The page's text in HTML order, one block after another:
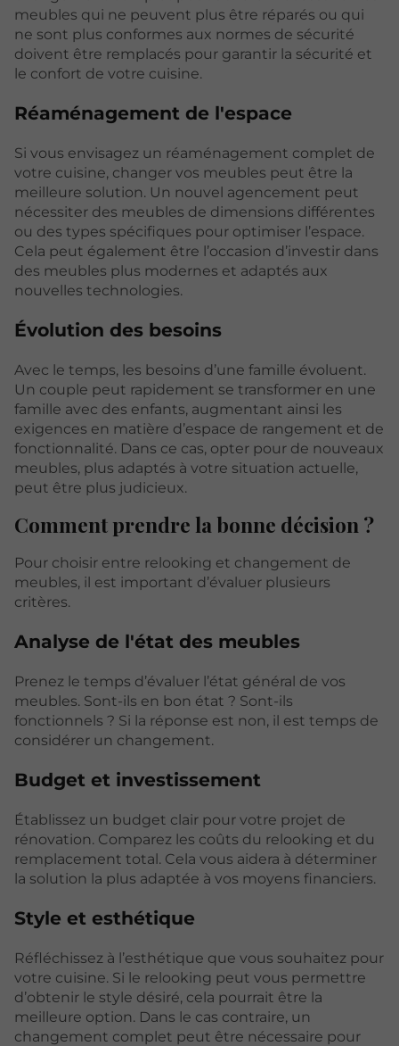
meubles qui ne peuvent plus être réparés ou qui
ne sont plus conformes aux normes de sécurité
doivent être remplacés pour garantir la sécurité et
le confort de votre cuisine.
Réaménagement de l'espace
Si vous envisagez un réaménagement complet de
votre cuisine, changer vos meubles peut être la
meilleure solution. Un nouvel agencement peut
nécessiter des meubles de dimensions différentes
ou des types spécifiques pour optimiser l’espace.
Cela peut également être l’occasion d’investir dans
des meubles plus modernes et adaptés aux
nouvelles technologies.
Évolution des besoins
Avec le temps, les besoins d’une famille évoluent.
Un couple peut rapidement se transformer en une
famille avec des enfants, augmentant ainsi les
exigences en matière d’espace de rangement et de
fonctionnalité. Dans ce cas, opter pour de nouveaux
meubles, plus adaptés à votre situation actuelle,
peut être plus judicieux.
Comment prendre la bonne décision ?
Pour choisir entre relooking et changement de
meubles, il est important d’évaluer plusieurs
critères.
Analyse de l'état des meubles
Prenez le temps d’évaluer l’état général de vos
meubles. Sont-ils en bon état ? Sont-ils
fonctionnels ? Si la réponse est non, il est temps de
considérer un changement.
Budget et investissement
Établissez un budget clair pour votre projet de
rénovation. Comparez les coûts du relooking et du
remplacement total. Cela vous aidera à déterminer
la solution la plus adaptée à vos moyens financiers.
Style et esthétique
Réfléchissez à l’esthétique que vous souhaitez pour
votre cuisine. Si le relooking peut vous permettre
d’obtenir le style désiré, cela pourrait être la
meilleure option. Dans le cas contraire, un
changement complet peut être nécessaire pour